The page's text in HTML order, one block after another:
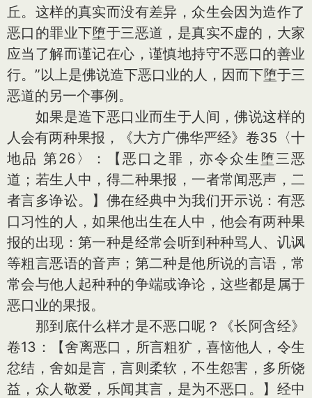
丘。这样的真实而没有差异，众生会因为造作了
恶口的罪业下堕于三恶道，是真实不虚的，大家
应当了解而谨记在心，谨慎地持守不恶口的善业
行。”以上是佛说造下恶口业的人，因而下堕于三
恶道的另一个事例。
如果是造下恶口业而生于人间，佛说这样的
人会有两种果报，《大方广佛华严经》卷35〈十
地品 第26〉：【恶口之罪，亦令众生堕三恶
道；若生人中，得二种果报，一者常闻恶声，二
者言多诤讼。】佛在经典中为我们开示说：有恶
口习性的人，如果他出生在人中，他会有两种果
报的出现：第一种是经常会听到种种骂人、讥讽
等粗言恶语的音声；第二种是他所说的言语，常
常会与他人起种种的争端或诤论，这些都是属于
恶口业的果报。
那到底什么样才是不恶口呢？《长阿含经》
卷13：【舍离恶口，所言粗犷，喜恼他人，令生
忿结，舍如是言，言则柔软，不生怨害，多所饶
益，众人敬爱，乐闻其言，是为不恶口。】经中